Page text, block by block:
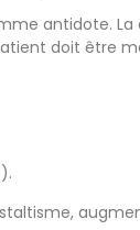
antidote.
doit être